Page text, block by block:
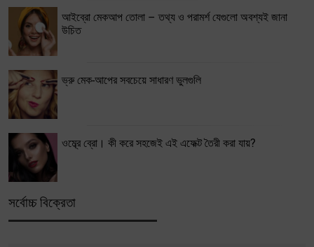
আইব্রো মেকআপ তোলা – তথ্য ও পরামর্শ যেগুলো অবশ্যই জানা
উচিত
ভ্রু মেক-আপের সবচেয়ে সাধারণ ভুলগুলি
ওম্ব্রে ব্রো। কী করে সহজেই এই এফেক্ট তৈরী করা যায়?
সর্বোচ্চ বিক্রেতা